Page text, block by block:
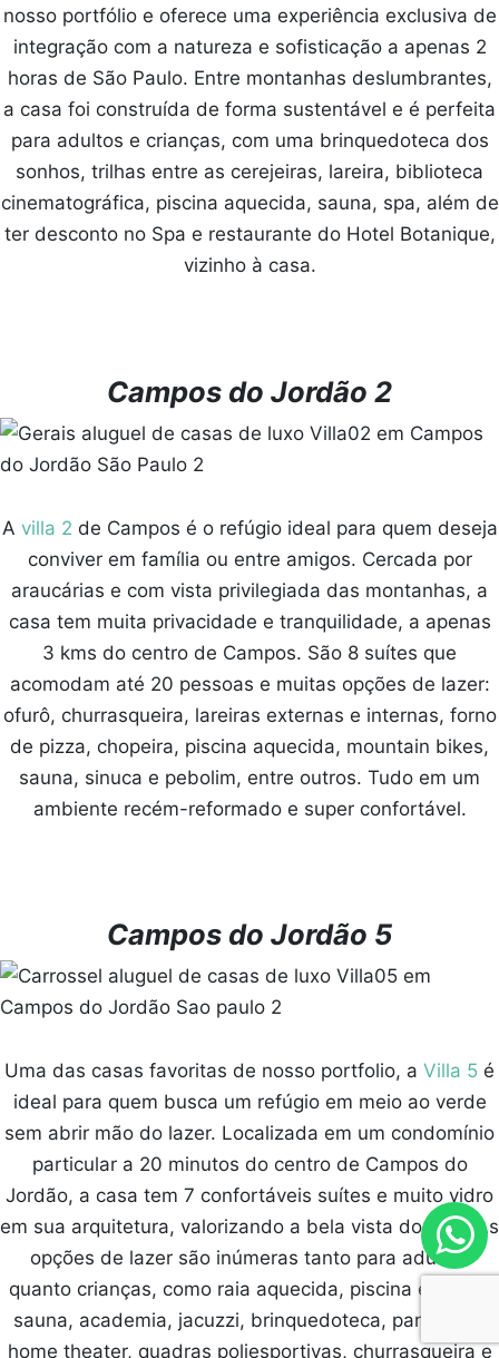
nosso portfólio e oferece uma experiência exclusiva de
integração com a natureza e sofisticação a apenas 2
horas de São Paulo. Entre montanhas deslumbrantes,
a casa foi construída de forma sustentável e é perfeita
para adultos e crianças, com uma brinquedoteca dos
sonhos, trilhas entre as cerejeiras, lareira, biblioteca
cinematográfica, piscina aquecida, sauna, spa, além de
ter desconto no Spa e restaurante do Hotel Botanique,
vizinho à casa.
Campos do Jordão 2
A villa 2 de Campos é o refúgio ideal para quem deseja
conviver em família ou entre amigos. Cercada por
araucárias e com vista privilegiada das montanhas, a
casa tem muita privacidade e tranquilidade, a apenas
3 kms do centro de Campos. São 8 suítes que
acomodam até 20 pessoas e muitas opções de lazer:
ofurô, churrasqueira, lareiras externas e internas, forno
de pizza, chopeira, piscina aquecida, mountain bikes,
sauna, sinuca e pebolim, entre outros. Tudo em um
ambiente recém-reformado e super confortável.
Campos do Jordão 5
Uma das casas favoritas de nosso portfolio, a Villa 5 é
ideal para quem busca um refúgio em meio ao verde
sem abrir mão do lazer. Localizada em um condomínio
particular a 20 minutos do centro de Campos do
Jordão, a casa tem 7 confortáveis suítes e muito vidro
em sua arquitetura, valorizando a bela vista do vale. As
opções de lazer são inúmeras tanto para adultos
quanto crianças, como raia aquecida, piscina externa,
sauna, academia, jacuzzi, brinquedoteca, parquinho,
home theater, quadras poliesportivas, churrasqueira e